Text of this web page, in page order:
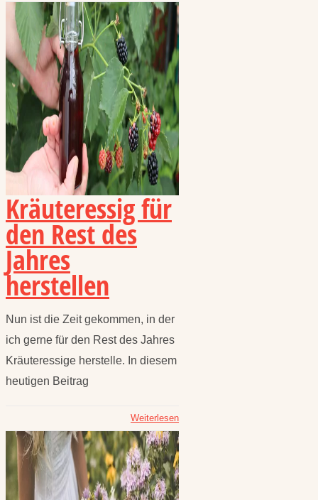
Kräuteressig für
den Rest des
Jahres
herstellen
Nun ist die Zeit gekommen, in der
ich gerne für den Rest des Jahres
Kräuteressige herstelle. In diesem
heutigen Beitrag
Weiterlesen